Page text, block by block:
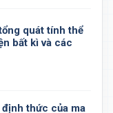
quát tính thể
bất kì và các
thức của ma